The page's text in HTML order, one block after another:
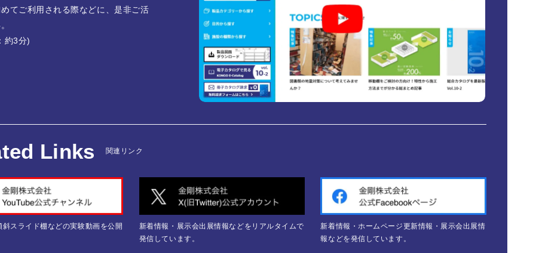
てご利用される際などに、是非ご活
約3分)
Links 関連リンク
斜スライド棚などの実験動画を公開
新着情報・展示会出展情報などをリアルタイムで
発信しています。
新着情報・ホームページ更新情報・展示会出展情
報などを発信しています。